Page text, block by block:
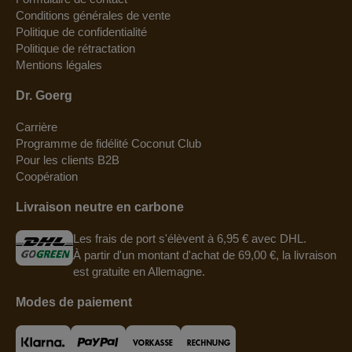
Conditions générales de vente
Politique de confidentialité
Politique de rétractation
Mentions légales
Dr. Goerg
Carrière
Programme de fidélité Coconut Club
Pour les clients B2B
Coopération
Livraison neutre en carbone
Les frais de port s'élèvent à 6,95 € avec DHL.
À partir d'un montant d'achat de 69,00 €, la livraison
est gratuite en Allemagne.
Modes de paiement